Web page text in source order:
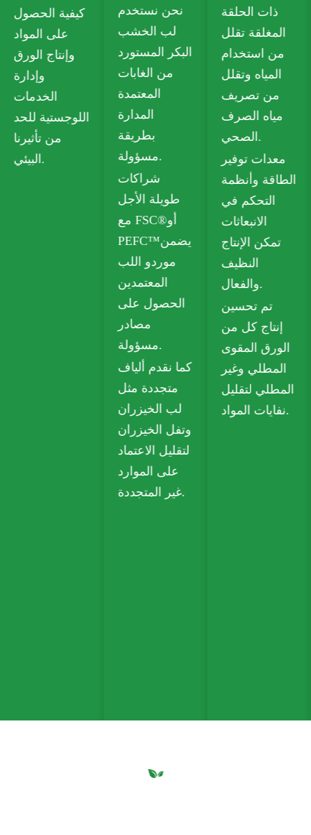
نحن نستخدم
لب الخشب
البكر المستورد
من الغابات
المعتمدة
المدارة
بطريقة
ذات الحلقة
المغلقة تقلل
من استخدام
المياه وتقلل
من تصريف
مياه الصرف
الصحي.
معدات توفير
الطاقة وأنظمة
التحكم في
الانبعاثات
تمكن الإنتاج
النظيف
والفعال.
تم تحسين
إنتاج كل من
الورق المقوى
المطلي وغير
المطلي لتقليل
مقوى خالٍ من
البلاستيك من
الدرجة الغذائية
يلبي معايير
السلامة
للاتصال
بالطعام.
تشمل خياراتنا
القابلة لإعادة
التدوير لوح
صندوق قابل
للطي (FBB)
ولوح عاجي
للتغليف
المستدام.
يستخدم ورق
الكرافت
القابل للتحلل
الحيوي على
نطاق واسع